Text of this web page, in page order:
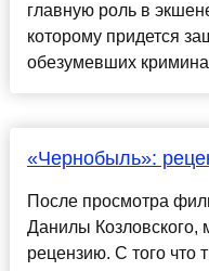
главную роль в
которому придется
обезумевших
«Чернобыль»:
После просмотра
Данилы Козловского,
рецензию. С того что